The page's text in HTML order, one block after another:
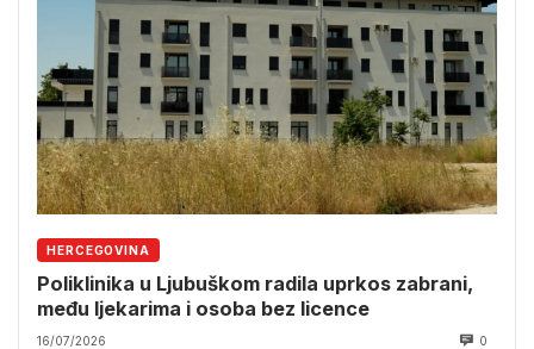
HERCEGOVINA
Poliklinika u Ljubuškom radila uprkos zabrani,
među ljekarima i osoba bez licence
16/07/2026 0